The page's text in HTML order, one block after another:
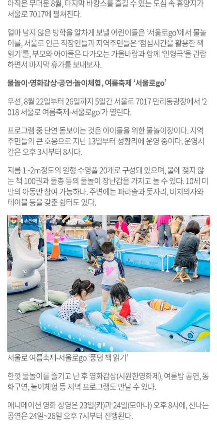
아직은 무더운 8월, 마지막 바캉스를 즐길 수 있는 도심 속 휴양지가
서울로 7017에 펼쳐진다.
얼마 남지 않은 방학을 알차게 보낼 어린이들은 ‘서울로go’에서 물놀
이를, 서울로 인근 직장인들과 지역주민들은 ‘점심시간을 활용한 책
읽기’를, 부모와 아이들은 다가오는 가을바람과 함께 ‘인형극’을 관람
하면서 마지막 휴가를 보내보자.
물놀이·영화감상·공연·놀이체험, 여름축제 ‘서울로go’
우선, 8월 22일부터 26일까지 5일간 서울로 7017 만리동광장에서 ‘2
018 서울로 여름축제-서울로go’가 열린다.
프로그램 중 단연 돋보이는 것은 아이들을 위한 물놀이장이다. 지역
주민들의 큰 호응으로 지난 13일부터 성황리에 운영 중이다. 운영시
간은 오후 3시부터 8시다.
지름 1~2m정도의 원형 수영풀 20개로 구성돼 있으며, 물에 젖지 않
는 책 100권과 물총 등의 물놀이 장난감을 가지고 놀 수 있다. 10세 미
만의 아동만 참여 가능하다. 주변에는 파라솔과 돗자리, 비치의자와
테이블 등을 갖춘 쉼터도 있다.
서울로 여름축제-서울로go ‘풍덩 책 읽기’
한껏 물놀이를 즐기고 난 후 영화감상(시원한영화제), 여름밤 공연, 동
화구연, 놀이체험 등 저녁 프로그램도 만날 수 있다.
애니메이션 영화 상영은 23일(카)과 24일(모아나) 오후 8시에, 신나는
공연은 24일~26일 오후 7시부터 진행된다.